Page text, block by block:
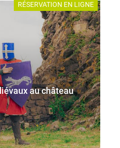
au château
RÉSERVATION EN LIGNE